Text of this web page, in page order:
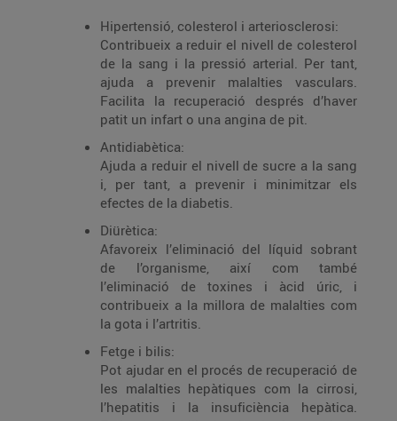
Hipertensió, colesterol i arteriosclerosi:
Contribueix a reduir el nivell de colesterol
de la sang i la pressió arterial. Per tant,
ajuda a prevenir malalties vasculars.
Facilita la recuperació després d’haver
patit un infart o una angina de pit.
Antidiabètica:
Ajuda a reduir el nivell de sucre a la sang
i, per tant, a prevenir i minimitzar els
efectes de la diabetis.
Diürètica:
Afavoreix l’eliminació del líquid sobrant
de l’organisme, així com també
l’eliminació de toxines i àcid úric, i
contribueix a la millora de malalties com
la gota i l’artritis.
Fetge i bilis:
Pot ajudar en el procés de recuperació de
les malalties hepàtiques com la cirrosi,
l’hepatitis i la insuficiència hepàtica.